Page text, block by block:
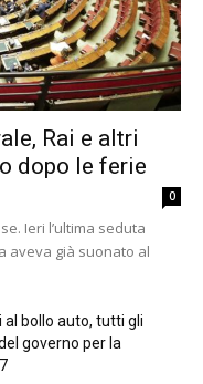
Rai e altri
dopo le ferie
0
Ieri l’ultima seduta
aveva già suonato al
al bollo auto, tutti gli
governo per la